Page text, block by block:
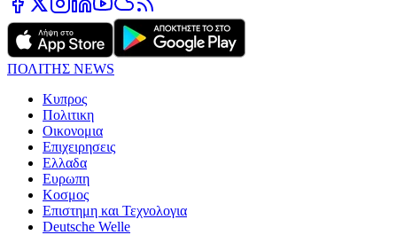
ΠΟΛΙΤΗΣ NEWS
Κυπρος
Πολιτικη
Οικονομια
Επιχειρησεις
Ελλαδα
Ευρωπη
Κοσμος
Επιστημη και Τεχνολογια
Deutsche Welle